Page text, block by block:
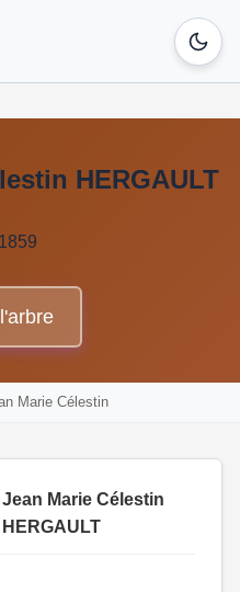
HERGAULT
Marie Célestin
Jean Marie Célestin
HERGAULT